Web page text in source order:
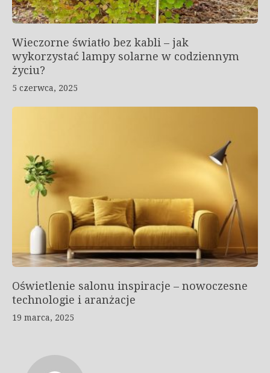
Wieczorne światło bez kabli – jak
wykorzystać lampy solarne w codziennym
życiu?
5 czerwca, 2025
Oświetlenie salonu inspiracje – nowoczesne
technologie i aranżacje
19 marca, 2025